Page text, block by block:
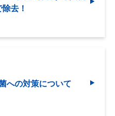
去！
への対策について